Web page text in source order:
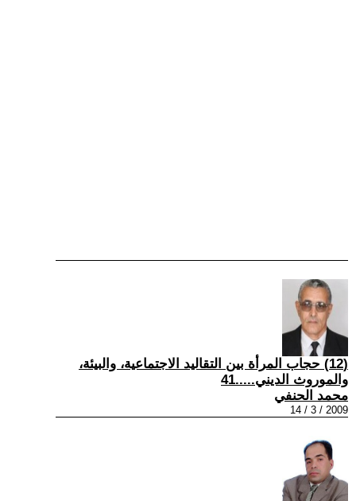
(12) حجاب المرأة بين التقاليد الاجتماعية، والبيئة،
والموروث الديني.....41
محمد الحنفي
2009 / 3 / 14